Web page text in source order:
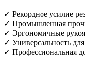
✓ Рекордное усилие
✓ Промышленная
✓ Эргономичные
✓ Универсальность
✓ Профессиональная